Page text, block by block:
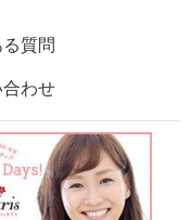
質問
わせ